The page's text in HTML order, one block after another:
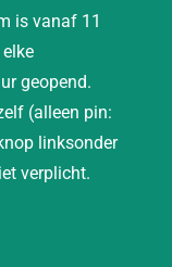
is vanaf 11
geopend.
(alleen pin:
linksonder
verplicht.